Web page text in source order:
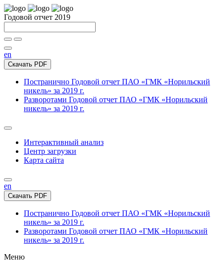
Годовой отчет 2019
en
Скачать PDF
Постранично Годовой отчет ПАО «ГМК «Норильский
никель» за 2019 г.
Разворотами Годовой отчет ПАО «ГМК «Норильский
никель» за 2019 г.
Интерактивный анализ
Центр загрузки
Карта сайта
en
Скачать PDF
Постранично Годовой отчет ПАО «ГМК «Норильский
никель» за 2019 г.
Разворотами Годовой отчет ПАО «ГМК «Норильский
никель» за 2019 г.
Меню